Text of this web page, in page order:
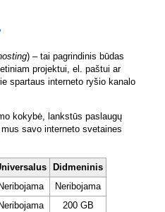
) – tai pagrindinis būdas
projektui, el. paštui ar
spartaus interneto ryšio kanalo
kokybė, lankstūs paslaugų
savo interneto svetaines
Didmeninis
Neribojama
Neribojama
Neribojama
200 GB